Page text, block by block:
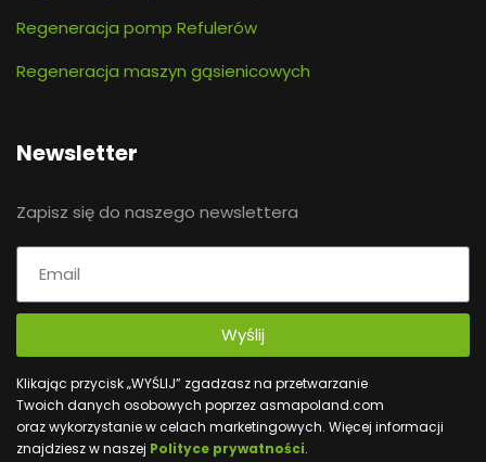
Regeneracja pomp Refulerów
Regeneracja maszyn gąsienicowych
Newsletter
Zapisz się do naszego newslettera
Wyślij
Klikając przycisk „WYŚLIJ” zgadzasz na przetwarzanie
Twoich danych osobowych poprzez asmapoland.com
oraz wykorzystanie w celach marketingowych. Więcej informacji
znajdziesz w naszej Polityce prywatności.